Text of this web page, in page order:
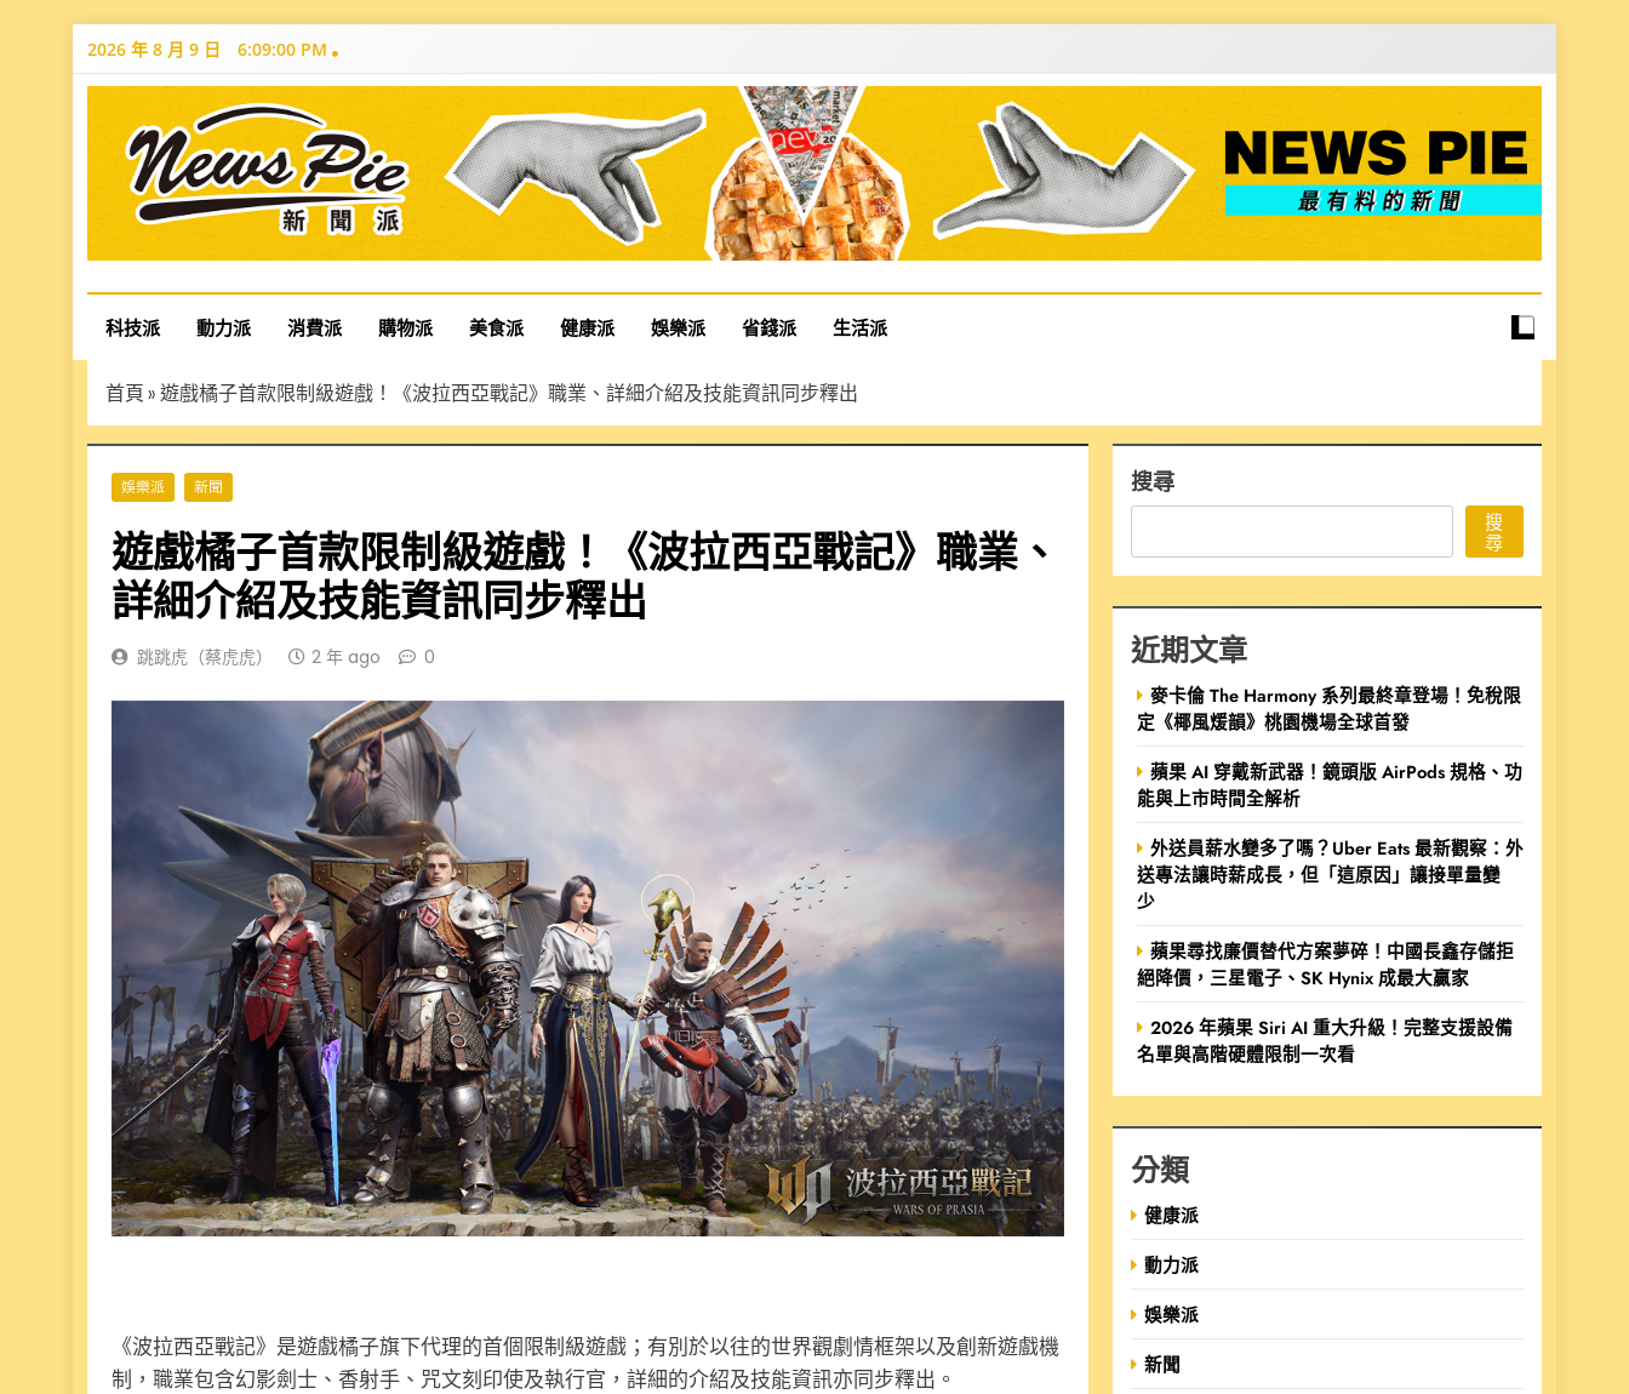
Skip
2026 年 8 月 9 日 6:09:01 PM
News Pie
最有料的新聞
科技派 動力派 消費派 購物派 美食派 健康派 娛樂派 省錢派 生活派
首頁 » 遊戲橘子首款限制級遊戲！《波拉西亞戰記》職業、詳細介紹及技能資訊同步釋出
娛樂派 新聞
遊戲橘子首款限制級遊戲！《波拉西亞戰記》職業、
詳細介紹及技能資訊同步釋出
跳跳虎（蔡虎虎） 2 年 ago 0
《波拉西亞戰記》是遊戲橘子旗下代理的首個限制級遊戲；有別於以往的世界觀劇情框架以及創新遊戲機
制，職業包含幻影劍士、香射手、咒文刻印使及執行官，詳細的介紹及技能資訊亦同步釋出。
搜尋
搜
尋
近期文章
麥卡倫 The Harmony 系列最終章登場！免稅限
定《椰風煖韻》桃園機場全球首發
蘋果 AI 穿戴新武器！鏡頭版 AirPods 規格、功
能與上市時間全解析
外送員薪水變多了嗎？Uber Eats 最新觀察：外
送專法讓時薪成長，但「這原因」讓接單量變
少
蘋果尋找廉價替代方案夢碎！中國長鑫存儲拒
絕降價，三星電子、SK Hynix 成最大贏家
2026 年蘋果 Siri AI 重大升級！完整支援設備
名單與高階硬體限制一次看
分類
健康派
動力派
娛樂派
新聞